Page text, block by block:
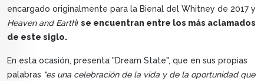
encargado originalmente para la Bienal del Whitney de 2017 y
Heaven and Earth) se encuentran entre los más aclamados
de este siglo.
En esta ocasión, presenta "Dream State", que en sus propias
palabras "es una celebración de la vida y de la oportunidad que